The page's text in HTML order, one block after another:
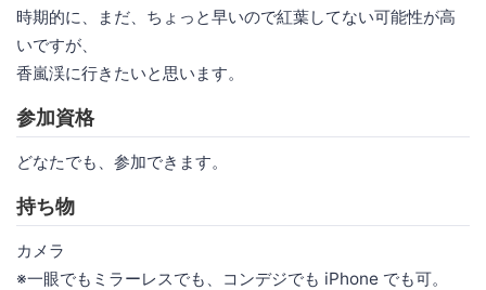
時期的に、まだ、ちょっと早いので紅葉してない可能性が高
いですが、
香嵐渓に行きたいと思います。
参加資格
どなたでも、参加できます。
持ち物
カメラ
※一眼でもミラーレスでも、コンデジでも iPhone でも可。